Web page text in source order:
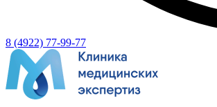
8 (4922) 77-99-77